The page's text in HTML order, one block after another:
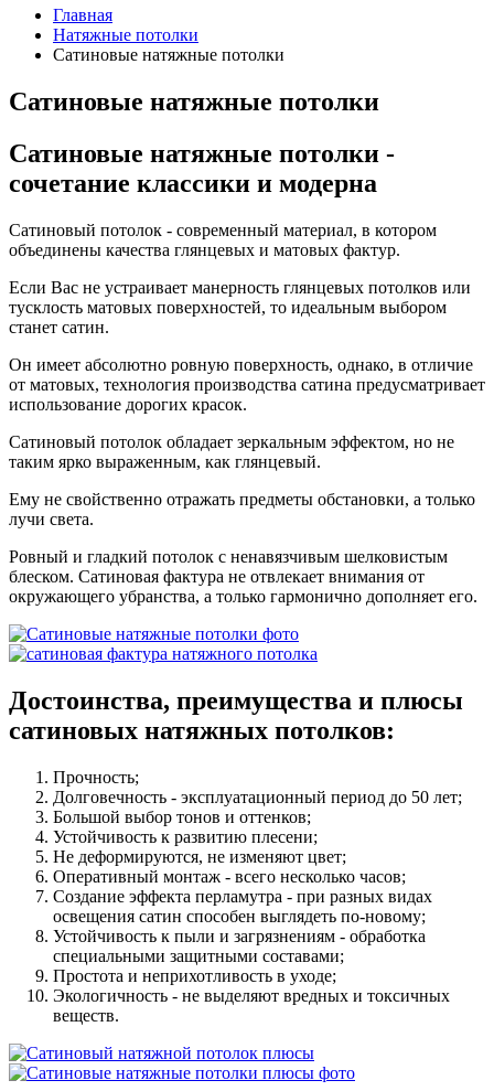
Главная
Натяжные потолки
Сатиновые натяжные потолки
Сатиновые натяжные потолки
Сатиновые натяжные потолки -
сочетание классики и модерна
Сатиновый потолок - современный материал, в котором
объединены качества глянцевых и матовых фактур.
Если Вас не устраивает манерность глянцевых потолков или
тусклость матовых поверхностей, то идеальным выбором
станет сатин.
Он имеет абсолютно ровную поверхность, однако, в отличие
от матовых, технология производства сатина предусматривает
использование дорогих красок.
Сатиновый потолок обладает зеркальным эффектом, но не
таким ярко выраженным, как глянцевый.
Ему не свойственно отражать предметы обстановки, а только
лучи света.
Ровный и гладкий потолок с ненавязчивым шелковистым
блеском. Сатиновая фактура не отвлекает внимания от
окружающего убранства, а только гармонично дополняет его.
Достоинства, преимущества и плюсы
сатиновых натяжных потолков:
Прочность;
Долговечность - эксплуатационный период до 50 лет;
Большой выбор тонов и оттенков;
Устойчивость к развитию плесени;
Не деформируются, не изменяют цвет;
Оперативный монтаж - всего несколько часов;
Создание эффекта перламутра - при разных видах
освещения сатин способен выглядеть по-новому;
Устойчивость к пыли и загрязнениям - обработка
специальными защитными составами;
Простота и неприхотливость в уходе;
Экологичность - не выделяют вредных и токсичных
веществ.